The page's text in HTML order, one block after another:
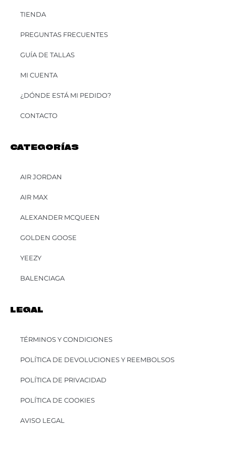
TIENDA
PREGUNTAS FRECUENTES
GUÍA DE TALLAS
MI CUENTA
¿DÓNDE ESTÁ MI PEDIDO?
CONTACTO
CATEGORÍAS
AIR JORDAN
AIR MAX
ALEXANDER MCQUEEN
GOLDEN GOOSE
YEEZY
BALENCIAGA
LEGAL
TÉRMINOS Y CONDICIONES
POLÍTICA DE DEVOLUCIONES Y REEMBOLSOS
POLÍTICA DE PRIVACIDAD
POLÍTICA DE COOKIES
AVISO LEGAL